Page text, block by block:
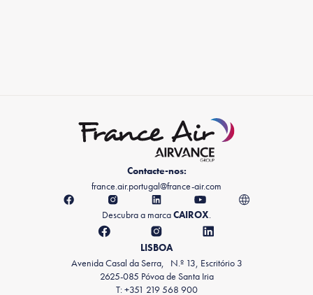
Contacte-nos:
france.air.portugal@france-air.com
Descubra a marcaCAIROX.
LISBOA
Avenida Casal da Serra, N.º 13, Escritório 3
2625-085 Póvoa de Santa Iria
T: +351 219 568 900